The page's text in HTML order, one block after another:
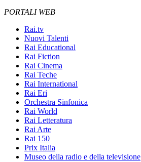
PORTALI WEB
Rai.tv
Nuovi Talenti
Rai Educational
Rai Fiction
Rai Cinema
Rai Teche
Rai International
Rai Eri
Orchestra Sinfonica
Rai World
Rai Letteratura
Rai Arte
Rai 150
Prix Italia
Museo della radio e della televisione